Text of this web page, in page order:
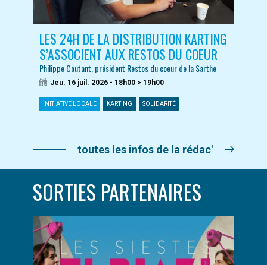
LES 24H DE LA DISTRIBUTION KARTING
S’ASSOCIENT AUX RESTOS DU COEUR
Philippe Coutant, président Restos du coeur de la Sarthe
Jeu. 16 juil. 2026 - 18h00 > 19h00
INITIATIVE LOCALE KARTING SOLIDARITÉ
toutes les infos de la rédac'
SORTIES PARTENAIRES